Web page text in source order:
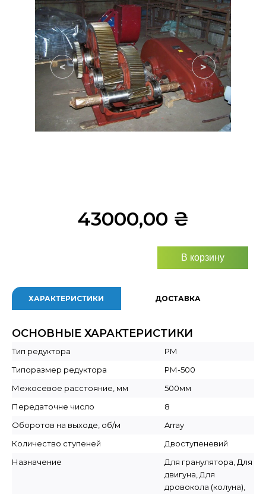
< >
43000,00 ₴
В корзину
ХАРАКТЕРИСТИКИ ДОСТАВКА
ОСНОВНЫЕ ХАРАКТЕРИСТИКИ
Тип редуктора
РМ
Типоразмер редуктора
РМ-500
Межосевое расстояние, мм
500мм
Передаточне число
8
Оборотов на выходе, об/м
Array
Количество ступеней
Двоступеневий
Назначение
Для гранулятора, Для
двигуна, Для
дровокола (колуна),